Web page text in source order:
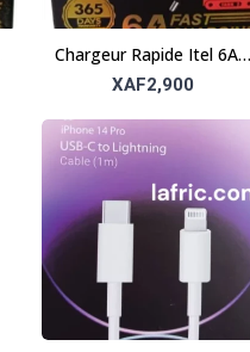
Chargeur Rapide Itel 6A –
Puissant et fiable
XAF2,900